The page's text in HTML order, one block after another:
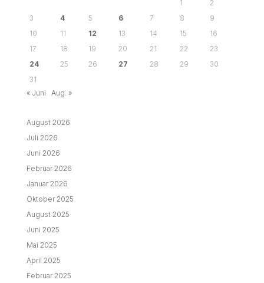
1
2
3
4 5 6 7 8
9
10
11 12 13 14 15
16
17
18 19 20 21 22
23
24
25 26 27 28 29
30
31
« Juni
Aug. »
August 2026
Juli 2026
Juni 2026
Februar 2026
Januar 2026
Oktober 2025
August 2025
Juni 2025
Mai 2025
April 2025
Februar 2025